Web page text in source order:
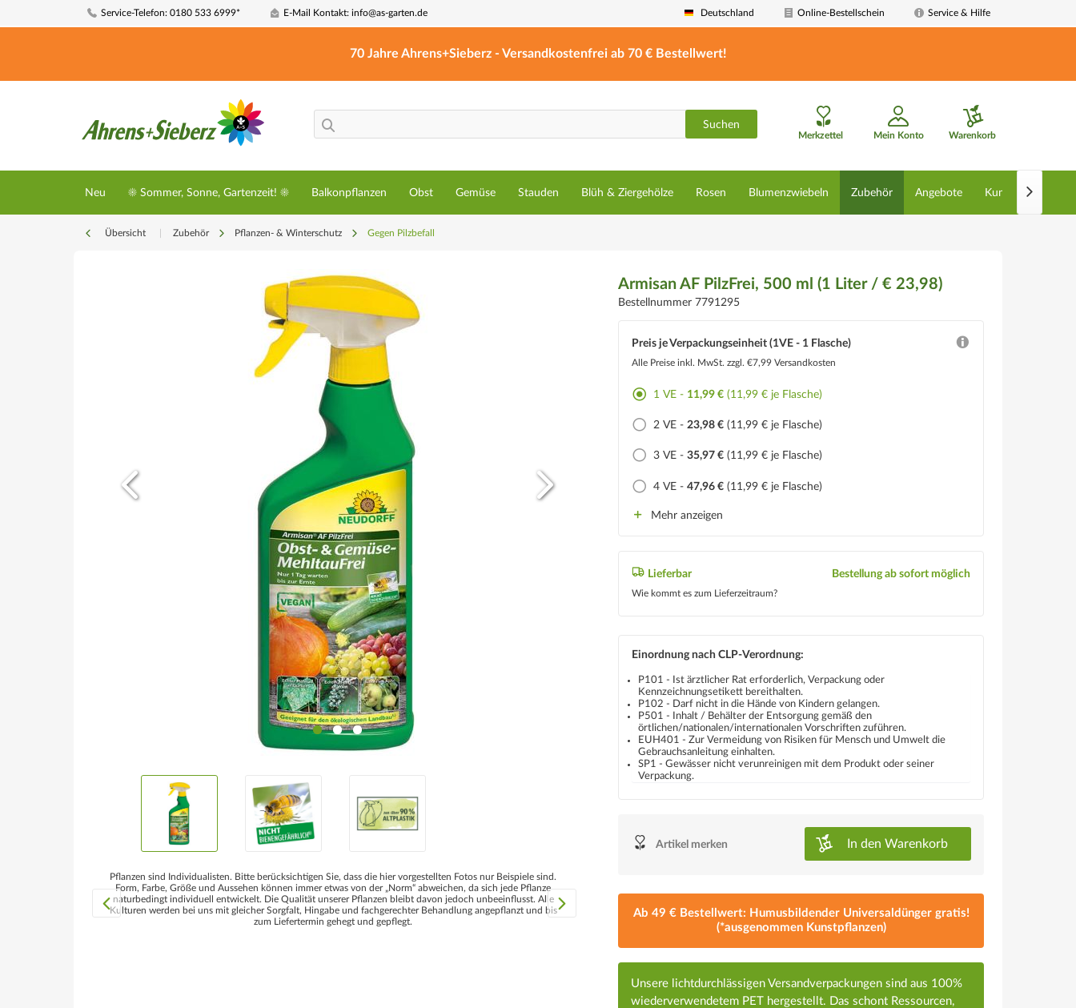
Service-Telefon: 0180 533 6999* E-Mail Kontakt: info@as-garten.de Deutschland Online-Bestellschein Service & Hilfe
70 Jahre Ahrens+Sieberz - Versandkostenfrei ab 70 € Bestellwert!
Suchen
Merkzettel Mein Konto Warenkorb
Neu ☀️ Sommer, Sonne, Gartenzeit! ☀️ Balkonpflanzen Obst Gemüse Stauden Blüh & Ziergehölze Rosen Blumenzwiebeln Zubehör Angebote Kunstpflanzen

Übersicht Zubehör Pflanzen- & Winterschutz Gegen Pilzbefall
Pflanzen sind Individualisten. Bitte berücksichtigen Sie, dass die hier vorgestellten Fotos nur Beispiele sind.
Form, Farbe, Größe und Aussehen können immer etwas von der „Norm“ abweichen, da sich jede Pflanze
naturbedingt individuell entwickelt. Die Qualität unserer Pflanzen bleibt davon jedoch unbeeinflusst. Alle
Kulturen werden bei uns mit gleicher Sorgfalt, Hingabe und fachgerechter Behandlung angepflanzt und bis
zum Liefertermin gehegt und gepflegt.
Armisan AF PilzFrei, 500 ml (1 Liter / € 23,98)
Bestellnummer 7791295
Preis je Verpackungseinheit (1VE - 1 Flasche)
Alle Preise inkl. MwSt.zzgl. €7,99 Versandkosten
1 VE - 11,99 € (11,99 € je Flasche)
2 VE -23,98 € (11,99 € je Flasche)
3 VE -35,97 € (11,99 € je Flasche)
4 VE -47,96 € (11,99 € je Flasche)
Mehr anzeigen
Lieferbar
Wie kommt es zum Lieferzeitraum?
Bestellung ab sofort möglich
Einordnung nach CLP-Verordnung:
P101 - Ist ärztlicher Rat erforderlich, Verpackung oder
Kennzeichnungsetikett bereithalten.
P102 - Darf nicht in die Hände von Kindern gelangen.
P501 - Inhalt / Behälter der Entsorgung gemäß den
örtlichen/nationalen/internationalen Vorschriften zuführen.
EUH401 - Zur Vermeidung von Risiken für Mensch und Umwelt die
Gebrauchsanleitung einhalten.
SP1 - Gewässer nicht verunreinigen mit dem Produkt oder seiner
Verpackung.
Artikel merken In den Warenkorb
Ab 49 € Bestellwert: Humusbildender Universaldünger gratis!
(*ausgenommen Kunstpflanzen)
Unsere lichtdurchlässigen Versandverpackungen sind aus 100%
wiederverwendetem PET hergestellt. Das schont Ressourcen,